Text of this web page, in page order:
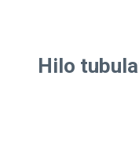
Hilo